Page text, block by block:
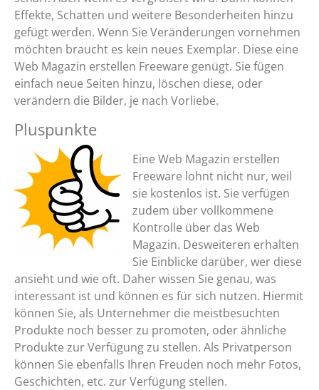
Effekte, Schatten und weitere Besonderheiten hinzu
gefügt werden. Wenn Sie Veränderungen vornehmen
möchten braucht es kein neues Exemplar. Diese eine
Web Magazin erstellen Freeware genügt. Sie fügen
einfach neue Seiten hinzu, löschen diese, oder
verändern die Bilder, je nach Vorliebe.
Pluspunkte
Eine Web Magazin erstellen
Freeware lohnt nicht nur, weil
sie kostenlos ist. Sie verfügen
zudem über vollkommene
Kontrolle über das Web
Magazin. Desweiteren erhalten
Sie Einblicke darüber, wer diese
ansieht und wie oft. Daher wissen Sie genau, was
interessant ist und können es für sich nutzen. Hiermit
können Sie, als Unternehmer die meistbesuchten
Produkte noch besser zu promoten, oder ähnliche
Produkte zur Verfügung zu stellen. Als Privatperson
können Sie ebenfalls Ihren Freuden noch mehr Fotos,
Geschichten, etc. zur Verfügung stellen.